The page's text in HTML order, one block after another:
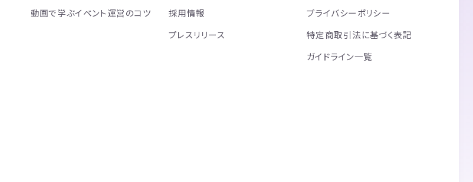
動画で学ぶイベント運営のコツ
採用情報
プレスリリース
プライバシーポリシー
特定商取引法に基づく表記
ガイドライン一覧